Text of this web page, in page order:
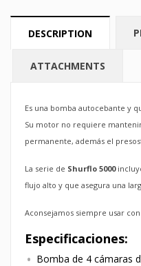
DESCRIPTION
ATTACHMENTS
Es una bomba autocebante y
Su motor no requiere
permanente, además el
La serie de Shurflo 5000
flujo alto y que asegura una
Aconsejamos siempre usar
Especificaciones:
Bomba de 4 cámaras